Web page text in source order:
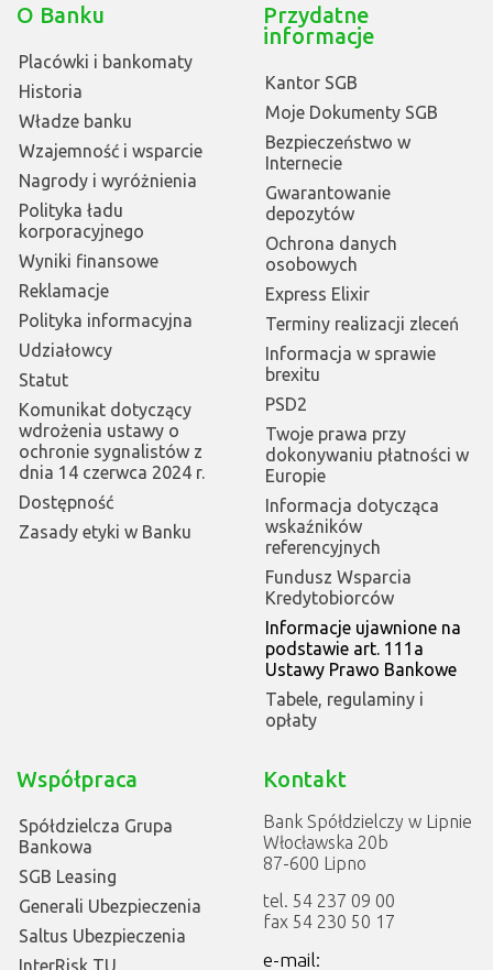
O Banku
Placówki i bankomaty
Historia
Władze banku
Wzajemność i wsparcie
Nagrody i wyróżnienia
Polityka ładu
korporacyjnego
Wyniki finansowe
Reklamacje
Polityka informacyjna
Udziałowcy
Statut
Komunikat dotyczący
wdrożenia ustawy o
ochronie sygnalistów z
dnia 14 czerwca 2024 r.
Dostępność
Zasady etyki w Banku
Przydatne
informacje
Kantor SGB
Moje Dokumenty SGB
Bezpieczeństwo w
Internecie
Gwarantowanie
depozytów
Ochrona danych
osobowych
Express Elixir
Terminy realizacji zleceń
Informacja w sprawie
brexitu
PSD2
Twoje prawa przy
dokonywaniu płatności w
Europie
Informacja dotycząca
wskaźników
referencyjnych
Fundusz Wsparcia
Kredytobiorców
Informacje ujawnione na
podstawie art. 111a
Ustawy Prawo Bankowe
Tabele, regulaminy i
opłaty
Współpraca
Spółdzielcza Grupa
Bankowa
SGB Leasing
Generali Ubezpieczenia
Saltus Ubezpieczenia
InterRisk TU
Kontakt
Bank Spółdzielczy w Lipnie
Włocławska 20b
87-600 Lipno
tel. 54 237 09 00
fax 54 230 50 17
e-mail: